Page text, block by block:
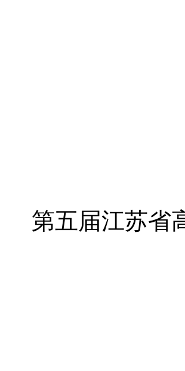
第五届江苏省